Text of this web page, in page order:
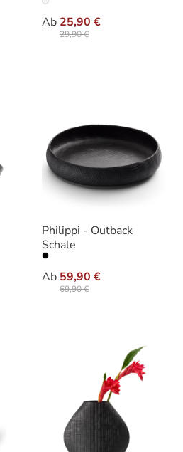
Ab 25,90 €
29,90 €
Varianten
Philippi - Outback
Schale
Ab 59,90 €
69,90 €
Varianten